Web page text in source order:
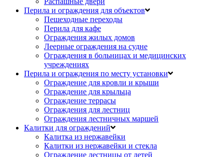
Перила и ограждения для объектов
Пешеходные переходы
Перила для кафе
Ограждения жилых домов
Леерные ограждения на судне
Ограждения в больницах и медицинских
учреждениях
Перила и ограждения по месту установки
Ограждение для кровли и крыши
Ограждение для крыльца
Ограждение террасы
Ограждения для лестниц
Ограждения лестничных маршей
Калитки для ограждений
Калитка из нержавейки
Калитки из нержавейки и стекла
Ограждение лестницы от детей